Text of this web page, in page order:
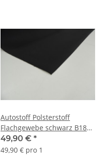
Autostoff Polsterstoff
Flachgewebe schwarz B180
(3 mm Schaumrücken und
Charmeuse)
49,90 € *
49,90 € pro 1